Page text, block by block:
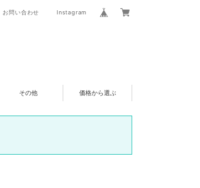
お問い合わせ Instagram
その他 価格から選ぶ